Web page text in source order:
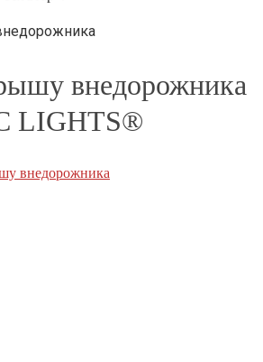
внедорожника
LIGHTS®